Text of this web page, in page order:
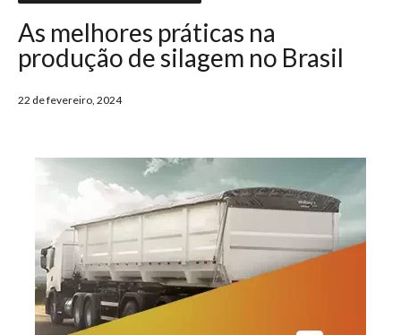
As melhores práticas na
produção de silagem no Brasil
22 de fevereiro, 2024